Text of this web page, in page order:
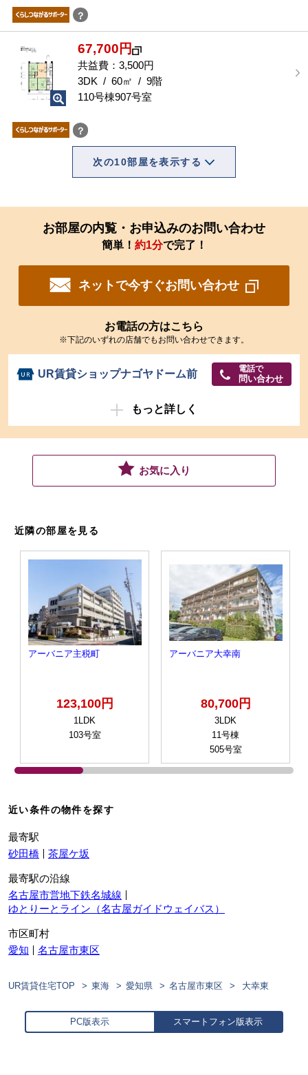
？
67,700円
共益費：3,500円
3DK / 60㎡ / 9階
110号棟907号室
？
次の10部屋を表示する
お部屋の内覧・お申込みのお問い合わせ
簡単！ 約1分で完了！
ネットで今すぐお問い合わせ
お電話の方はこちら
※下記のいずれの店舗でもお問い合わせできます。
UR賃貸ショップナゴヤドーム前 電話で
問い合わせ
もっと詳しく
お気に入り
近隣の部屋を見る
アーバニア主税町
123,100円
1LDK
103号室
アーバニア大幸南
80,700円
3LDK
11号棟
505号室
近い条件の物件を探す
最寄駅
砂田橋
茶屋ケ坂
最寄駅の沿線
名古屋市営地下鉄名城線
ゆとりーとライン（名古屋ガイドウェイバス）
市区町村
愛知
名古屋市東区
UR賃貸住宅TOP 東海 愛知県 名古屋市東区 大幸東
PC版表示 スマートフォン版表示